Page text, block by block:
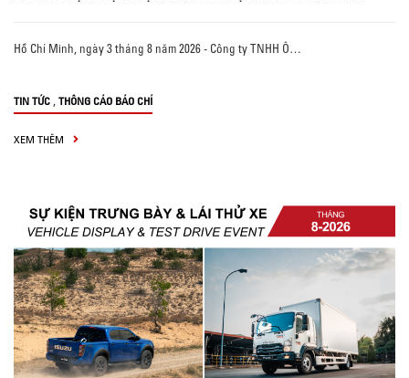
Hồ Chí Minh, ngày 3 tháng 8 năm 2026 - Công ty TNHH Ô…
TIN TỨC , THÔNG CÁO BÁO CHÍ
XEM THÊM